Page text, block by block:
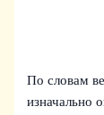
По словам
изначально